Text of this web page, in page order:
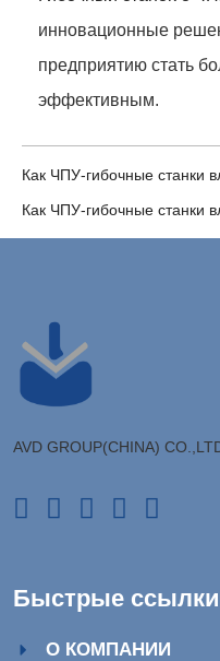
инновационные
предприятию стать
эффективным.
Как ЧПУ-гибочные станки
Как ЧПУ-гибочные станки
AVD GROUP(CHINA)
Быстрые ссылки
О КОМПАНИИ